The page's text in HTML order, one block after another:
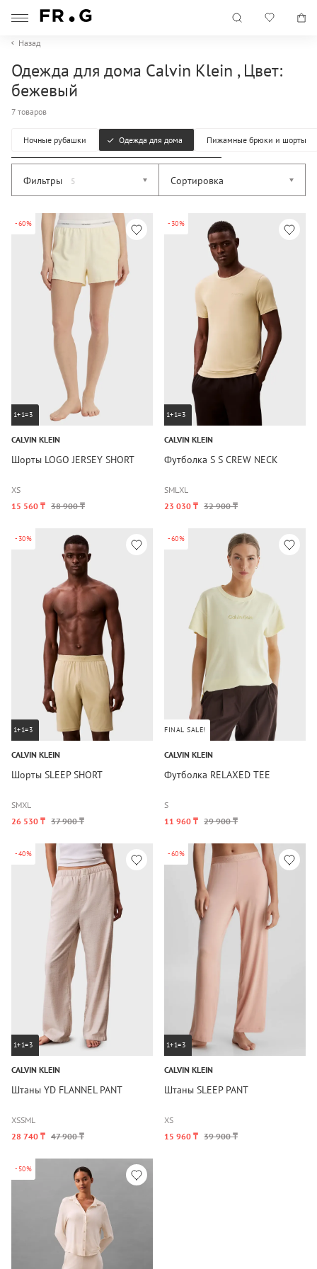
Назад
Одежда для дома Calvin Klein , Цвет:
бежевый
7 товаров
Ночные рубашки Одежда для дома Пижамные брюки и шорты
Фильтры 5 Сортировка
-60%
1+1=3
CALVIN KLEIN
Шорты LOGO JERSEY SHORT
XS
15 560 ₸ 38 900 ₸
-30%
1+1=3
CALVIN KLEIN
Футболка S S CREW NECK
SMLXL
23 030 ₸ 32 900 ₸
-30%
1+1=3
CALVIN KLEIN
Шорты SLEEP SHORT
SMXL
26 530 ₸ 37 900 ₸
-60%
FINAL SALE!
CALVIN KLEIN
Футболка RELAXED TEE
S
11 960 ₸ 29 900 ₸
-40%
1+1=3
CALVIN KLEIN
Штаны YD FLANNEL PANT
XSSML
28 740 ₸ 47 900 ₸
-60%
1+1=3
CALVIN KLEIN
Штаны SLEEP PANT
XS
15 960 ₸ 39 900 ₸
-50%